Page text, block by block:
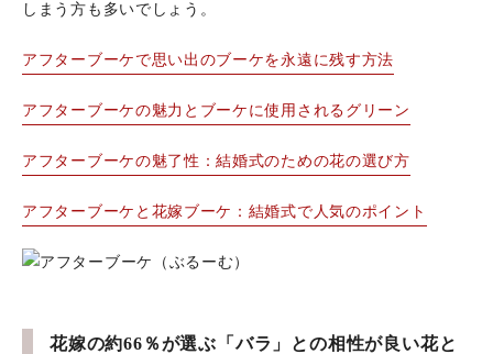
しまう方も多いでしょう。
アフターブーケで思い出のブーケを永遠に残す方法
アフターブーケの魅力とブーケに使用されるグリーン
アフターブーケの魅了性：結婚式のための花の選び方
アフターブーケと花嫁ブーケ：結婚式で人気のポイント
花嫁の約66％が選ぶ「バラ」との相性が良い花と